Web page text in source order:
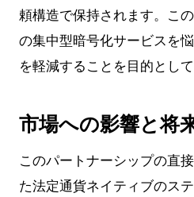
頼構造で保持されます。こ
の集中型暗号化サービスを
を軽減することを目的として
市場への影響と将
このパートナーシップの直
た法定通貨ネイティブのス